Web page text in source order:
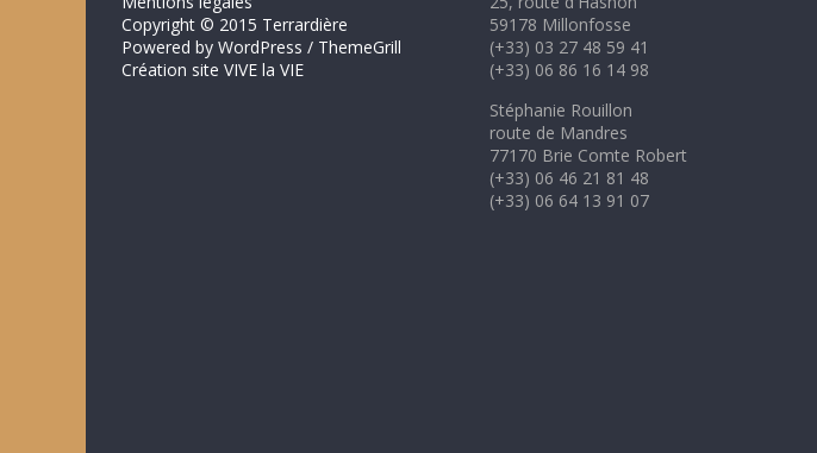
Copyright © 2015 Terrardière
Powered by WordPress / ThemeGrill
Création site VIVE la VIE
59178 Millonfosse
(+33) 03 27 48 59 41
(+33) 06 86 16 14 98
Stéphanie Rouillon
route de Mandres
77170 Brie Comte Robert
(+33) 06 46 21 81 48
(+33) 06 64 13 91 07